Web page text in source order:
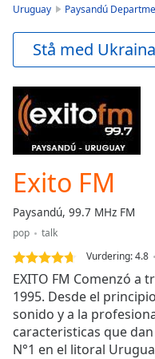
Skip
Backward
Skip
Forward
Mute
Current
Time0:00
Duration
-:-
Loaded:
0.00%
Stream
TypeLIVE
Seek to
currently
behind
Uruguay Paysandú
Stå med
Exito FM
Paysandú, 99.7 MHz FM
pop
talk
Vurdering:4.8
EXITO FM Comenzó a
1995. Desde el
sonido y a la
caracteristicas que
N°1 en el litoral